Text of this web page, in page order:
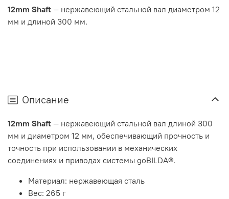
12mm Shaft — нержавеющий стальной вал диаметром 12
мм и длиной 300 мм.
Описание
12mm Shaft — нержавеющий стальной вал длиной 300
мм и диаметром 12 мм, обеспечивающий прочность и
точность при использовании в механических
соединениях и приводах системы goBILDA®.
Материал: нержавеющая сталь
Вес: 265 г